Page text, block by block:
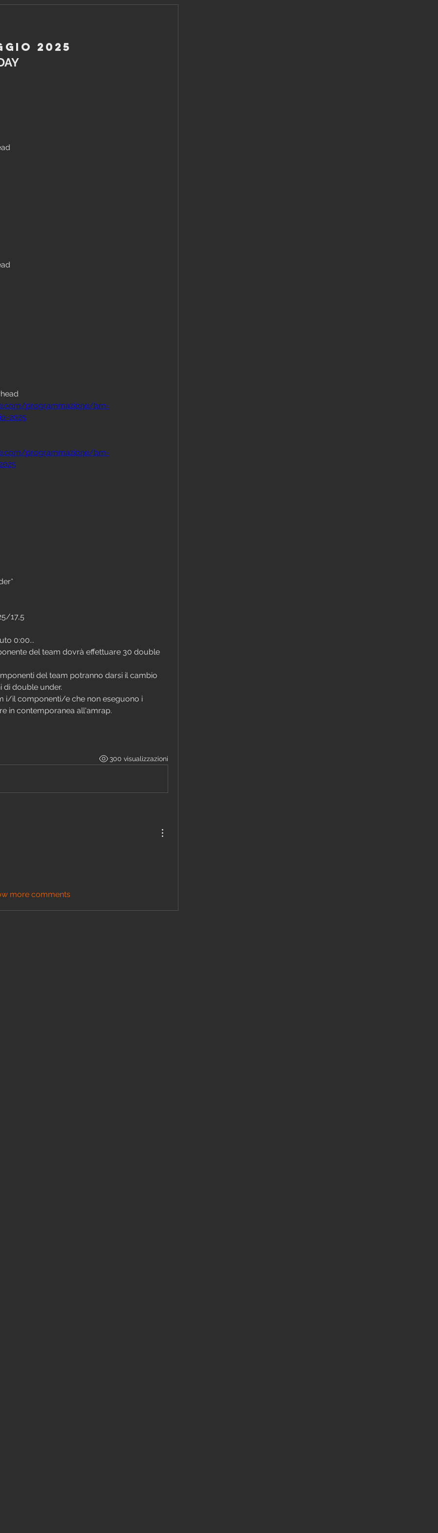
2025
programmazione/bm-
2025
programmazione/bm-
17,5
0:00...
del team dovrà effettuare 30 double
del team potranno darsi il cambio
di double under.
i/il componenti/e che non eseguono i
in contemporanea all'amrap.
300 visualizzazioni
more comments